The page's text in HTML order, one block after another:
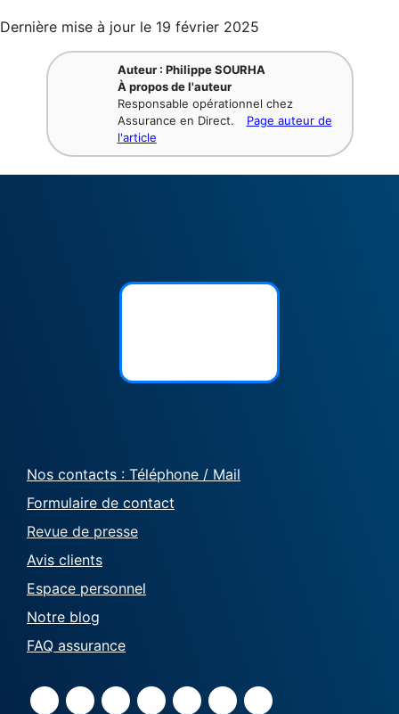
Dernière mise à jour le 19 février 2025
Auteur : Philippe SOURHA
À propos de l'auteur
Responsable opérationnel chez
Assurance en Direct.
Page auteur de
l'article
Nos contacts : Téléphone / Mail
Formulaire de contact
Revue de presse
Avis clients
Espace personnel
Notre blog
FAQ assurance